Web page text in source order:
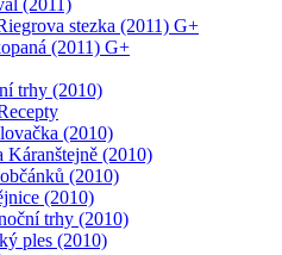
(2011)
stezka (2011) G+
(2011) G+
trhy (2010)
(2010)
Káranštejně (2010)
(2010)
(2010)
trhy (2010)
ples (2010)